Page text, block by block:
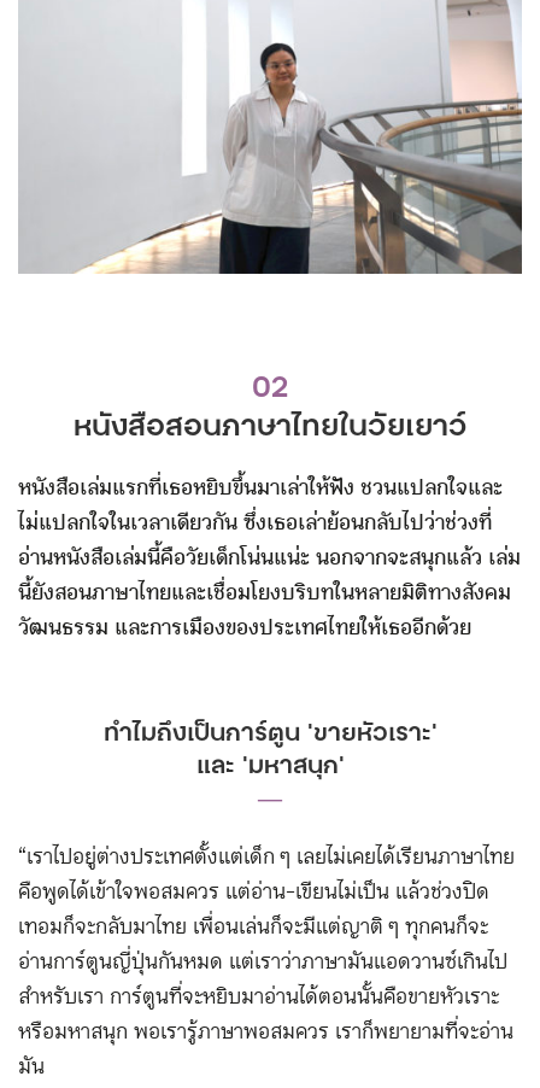
02
หนังสือสอนภาษาไทยในวัยเยาว์
หนังสือเล่มแรกที่เธอหยิบขึ้นมาเล่าให้ฟัง ชวนแปลกใจและ
ไม่แปลกใจในเวลาเดียวกัน ซึ่งเธอเล่าย้อนกลับไปว่าช่วงที่
อ่านหนังสือเล่มนี้คือวัยเด็กโน่นแน่ะ นอกจากจะสนุกแล้ว เล่ม
นี้ยังสอนภาษาไทยและเชื่อมโยงบริบทในหลายมิติทางสังคม
วัฒนธรรม และการเมืองของประเทศไทยให้เธออีกด้วย
ทำไมถึงเป็นการ์ตูน ‘ขายหัวเราะ’
และ ‘มหาสนุก’
―
“เราไปอยู่ต่างประเทศตั้งแต่เด็ก ๆ เลยไม่เคยได้เรียนภาษาไทย
คือพูดได้เข้าใจพอสมควร แต่อ่าน-เขียนไม่เป็น แล้วช่วงปิด
เทอมก็จะกลับมาไทย เพื่อนเล่นก็จะมีแต่ญาติ ๆ ทุกคนก็จะ
อ่านการ์ตูนญี่ปุ่นกันหมด แต่เราว่าภาษามันแอดวานซ์เกินไป
สำหรับเรา การ์ตูนที่จะหยิบมาอ่านได้ตอนนั้นคือขายหัวเราะ
หรือมหาสนุก พอเรารู้ภาษาพอสมควร เราก็พยายามที่จะอ่าน
มัน